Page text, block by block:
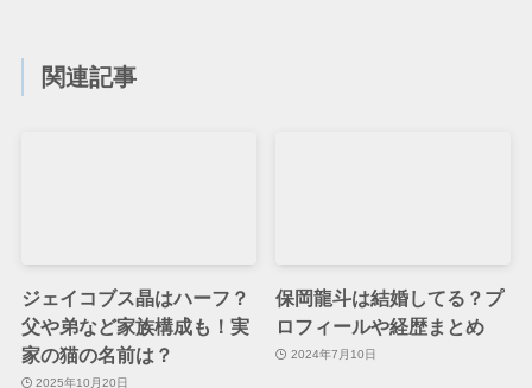
関連記事
ジェイコブス晶はハーフ？
父や弟など家族構成も！実
家の猫の名前は？
2025年10月20日
保岡龍斗は結婚してる？プ
ロフィールや経歴まとめ
2024年7月10日